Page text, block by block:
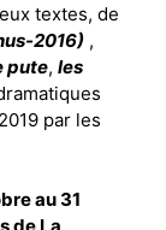
textes, de
2016) ,
pute, les
par les
au 31